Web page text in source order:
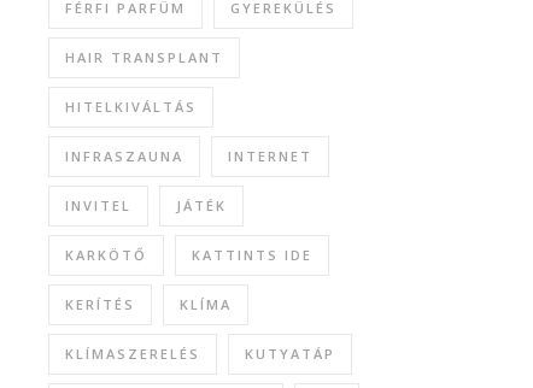
FÉRFI PARFÜM GYEREKÜLÉS
HAIR TRANSPLANT
HITELKIVÁLTÁS
INFRASZAUNA INTERNET
INVITEL JÁTÉK
KARKÖTŐ KATTINTS IDE
KERÍTÉS KLÍMA
KLÍMASZERELÉS KUTYATÁP